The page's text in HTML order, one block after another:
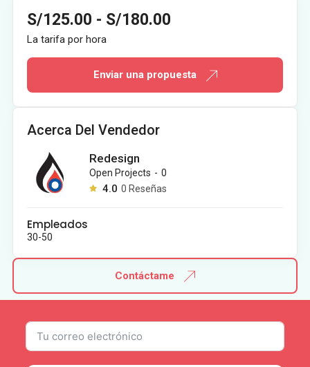
S/125.00 - S/180.00
La tarifa por hora
Enviar una propuesta
Acerca Del Vendedor
Redesign
Open Projects - 0
4.0 0 Reseñas
Empleados
30-50
Contáctame